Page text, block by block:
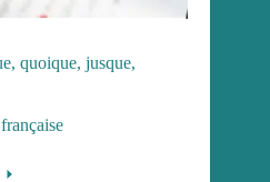
quoique, jusque,